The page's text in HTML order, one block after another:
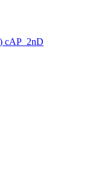
cAP_2nD